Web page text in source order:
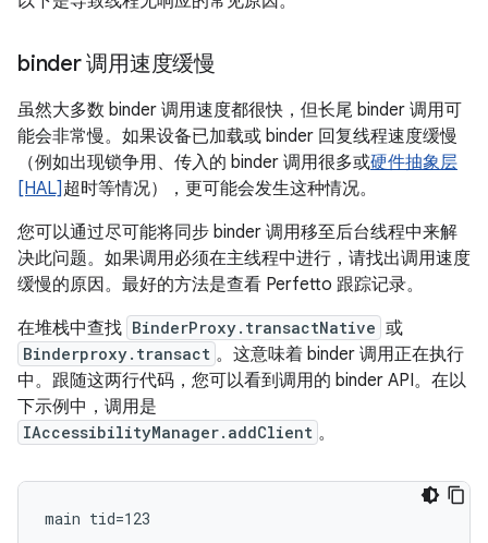
binder 调用速度缓慢
虽然大多数 binder 调用速度都很快，但长尾 binder 调用可
能会非常慢。如果设备已加载或 binder 回复线程速度缓慢
（例如出现锁争用、传入的 binder 调用很多或硬件抽象层
[HAL] 超时等情况），更可能会发生这种情况。
您可以通过尽可能将同步 binder 调用移至后台线程中来解
决此问题。如果调用必须在主线程中进行，请找出调用速度
缓慢的原因。最好的方法是查看 Perfetto 跟踪记录。
在堆栈中查找 BinderProxy.transactNative 或
Binderproxy.transact 。这意味着 binder 调用正在执行
中。跟随这两行代码，您可以看到调用的 binder API。在以
下示例中，调用是
IAccessibilityManager.addClient 。
main tid=123